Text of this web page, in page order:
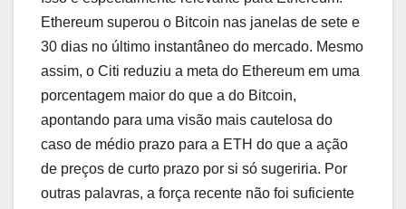
Ethereum superou o Bitcoin nas janelas de sete e
30 dias no último instantâneo do mercado. Mesmo
assim, o Citi reduziu a meta do Ethereum em uma
porcentagem maior do que a do Bitcoin,
apontando para uma visão mais cautelosa do
caso de médio prazo para a ETH do que a ação
de preços de curto prazo por si só sugeriria. Por
outras palavras, a força recente não foi suficiente